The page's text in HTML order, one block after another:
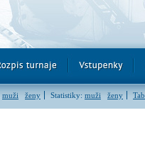
muži ženy Statistiky: muži ženy